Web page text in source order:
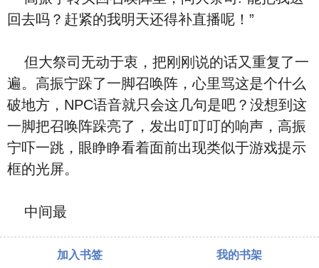
回去吗？赶紧的我明天还得补直播呢！”
但大祭司无动于衷，把刚刚说的话又重复了一
遍。高振宁跺了一脚召唤阵，心里骂这是个什么
破地方，NPC语音就只会这几句是吧？没想到这
一脚把召唤阵跺亮了，发出叮叮叮的响声，高振
宁吓一跳，眼睁睁看着面前出现类似于游戏提示
框的光屏。
中间最
加入书签 我的书架